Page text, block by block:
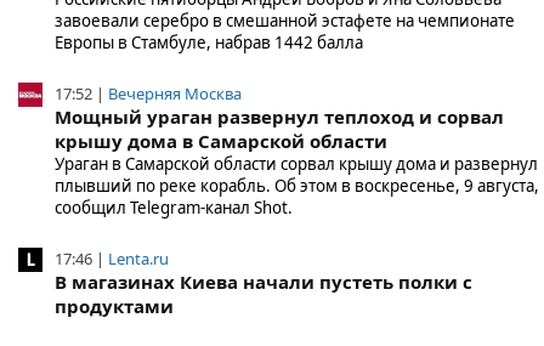
завоевали серебро в смешанной эстафете на чемпионате
Европы в Стамбуле, набрав 1442 балла
17:52 | Вечерняя Москва
Мощный ураган развернул теплоход и сорвал
крышу дома в Самарской области
Ураган в Самарской области сорвал крышу дома и развернул
плывший по реке корабль. Об этом в воскресенье, 9 августа,
сообщил Telegram-канал Shot.
17:46 | Lenta.ru
В магазинах Киева начали пустеть полки с
продуктами